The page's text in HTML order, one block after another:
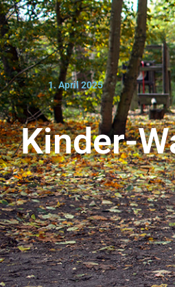
1. April 2025
Kinder-